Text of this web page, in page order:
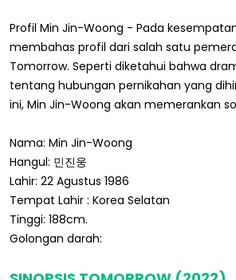
Profil Min Jin-Woong - Pada
membahas profil dari salah satu
Tomorrow. Seperti diketahui bahwa
tentang hubungan pernikahan yang
ini, Min Jin-Woong akan memerankan
Nama: Min Jin-Woong
Hangul: 민진웅
Lahir: 22 Agustus 1986
Tempat Lahir : Korea Selatan
Tinggi: 188cm.
Golongan darah: